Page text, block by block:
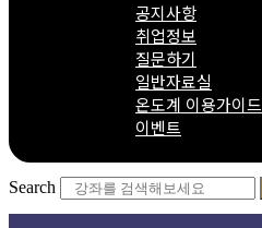
공지사항
취업정보
질문하기
일반자료실
온도계 이용가이드
이벤트
Search